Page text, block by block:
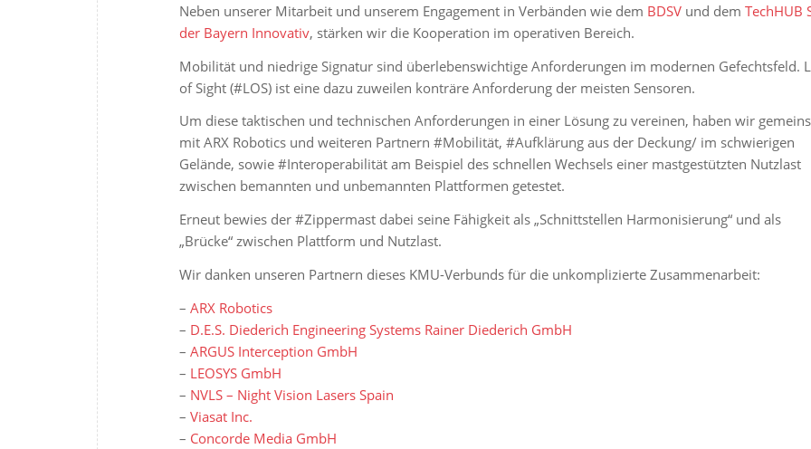
Neben unserer Mitarbeit und unserem Engagement in Verbänden wie dem BDSV und dem TechHUB
der Bayern Innovativ, stärken wir die Kooperation im operativen Bereich.
Mobilität und niedrige Signatur sind überlebenswichtige Anforderungen im modernen Gefechtsfeld.
of Sight (#LOS) ist eine dazu zuweilen konträre Anforderung der meisten Sensoren.
Um diese taktischen und technischen Anforderungen in einer Lösung zu vereinen, haben wir
mit ARX Robotics und weiteren Partnern #Mobilität, #Aufklärung aus der Deckung/ im schwierigen
Gelände, sowie #Interoperabilität am Beispiel des schnellen Wechsels einer mastgestützten Nutzlast
zwischen bemannten und unbemannten Plattformen getestet.
Erneut bewies der #Zippermast dabei seine Fähigkeit als „Schnittstellen Harmonisierung“ und als
„Brücke“ zwischen Plattform und Nutzlast.
Wir danken unseren Partnern dieses KMU-Verbunds für die unkomplizierte Zusammenarbeit:
– ARX Robotics
– D.E.S. Diederich Engineering Systems Rainer Diederich GmbH
– ARGUS Interception GmbH
– LEOSYS GmbH
– NVLS – Night Vision Lasers Spain
– Viasat Inc.
– Concorde Media GmbH